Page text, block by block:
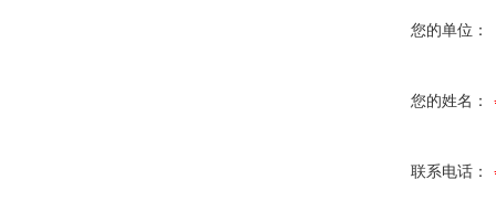
您的单位：
您的姓名：
联系电话：